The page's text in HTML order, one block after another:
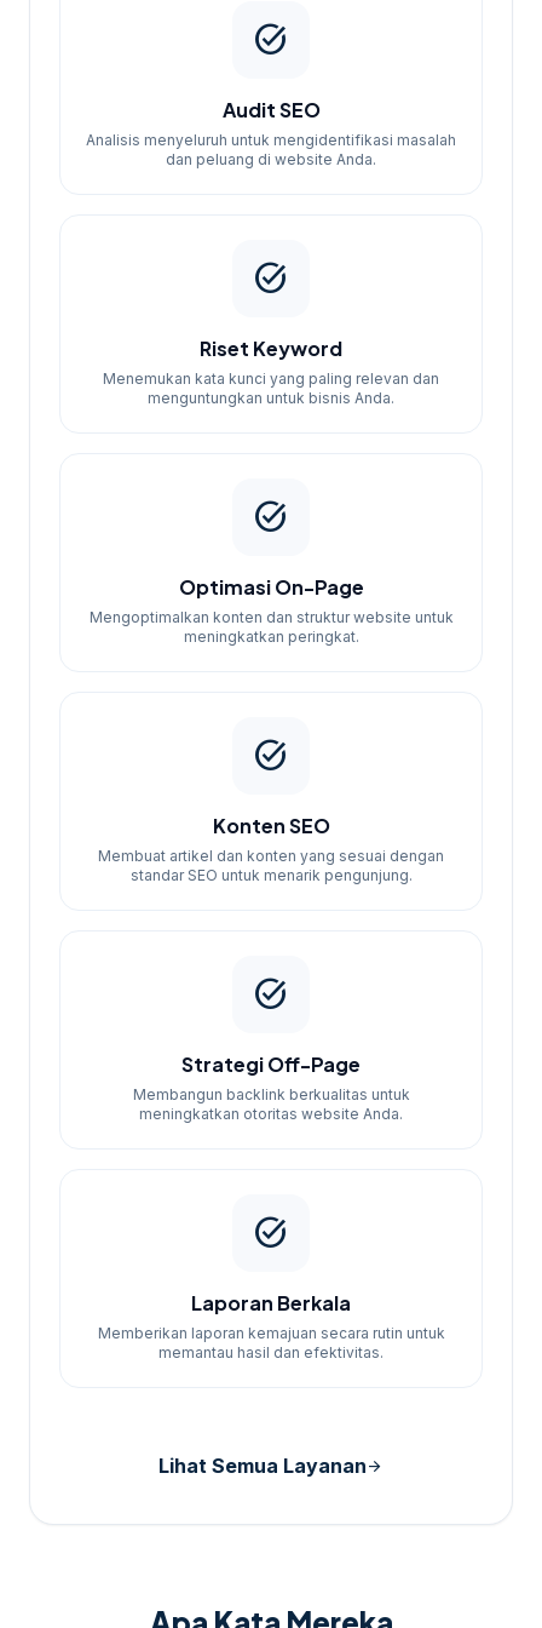
task_alt
Audit SEO
Analisis menyeluruh untuk mengidentifikasi masalah
dan peluang di website Anda.
task_alt
Riset Keyword
Menemukan kata kunci yang paling relevan dan
menguntungkan untuk bisnis Anda.
task_alt
Optimasi On-Page
Mengoptimalkan konten dan struktur website untuk
meningkatkan peringkat.
task_alt
Konten SEO
Membuat artikel dan konten yang sesuai dengan
standar SEO untuk menarik pengunjung.
task_alt
Strategi Off-Page
Membangun backlink berkualitas untuk
meningkatkan otoritas website Anda.
task_alt
Laporan Berkala
Memberikan laporan kemajuan secara rutin untuk
memantau hasil dan efektivitas.
Lihat Semua Layananarrow_forward